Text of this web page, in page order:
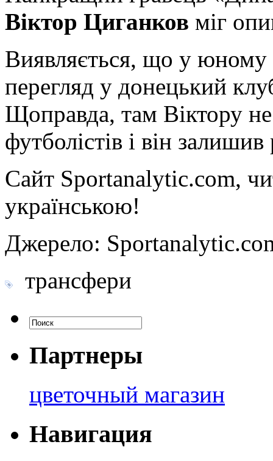
Віктор Циганков міг
Виявляється, що у юному
перегляд у донецький
Щоправда, там Віктору
футболістів і він
Сайт Sportanalytic.com,
українською!
Джерело:
трансфери
Партнеры
цветочный магазин
Навигация